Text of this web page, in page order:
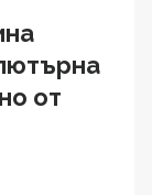
от